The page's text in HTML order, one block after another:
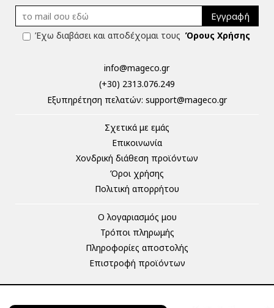
Εγγραφή
Έχω διαβάσει και αποδέχομαι τους Όρους Χρήσης
info@mageco.gr
(+30) 2313.076.249
Eξυπηρέτηση πελατών: support@mageco.gr
Σχετικά με εμάς
Επικοινωνία
Χονδρική διάθεση προϊόντων
Όροι χρήσης
Πολιτική απορρήτου
Ο λογαριασμός μου
Τρόποι πληρωμής
Πληροφορίες αποστολής
Επιστροφή προϊόντων